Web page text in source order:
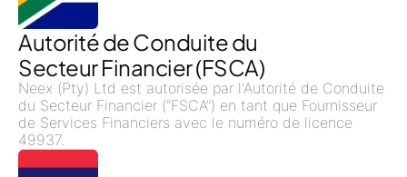
Autorité de Conduite du
Secteur Financier (FSCA)
Neex (Pty) Ltd est autorisée par l'Autorité de Conduite
du Secteur Financier (“FSCA”) en tant que Fournisseur
de Services Financiers avec le numéro de licence
49937.